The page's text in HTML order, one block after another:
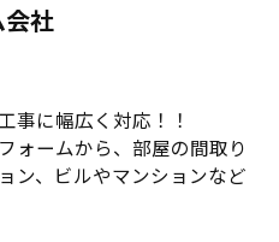
社
事に幅広く対応！！
ォームから、部屋の間取り
ン、ビルやマンションなど